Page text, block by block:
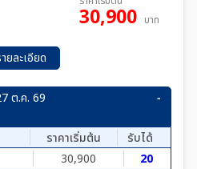
30,900 บาท
ยละเอียด
ต.ค. 69
ราคาเริ่มต้น
รับได้
30,900
20